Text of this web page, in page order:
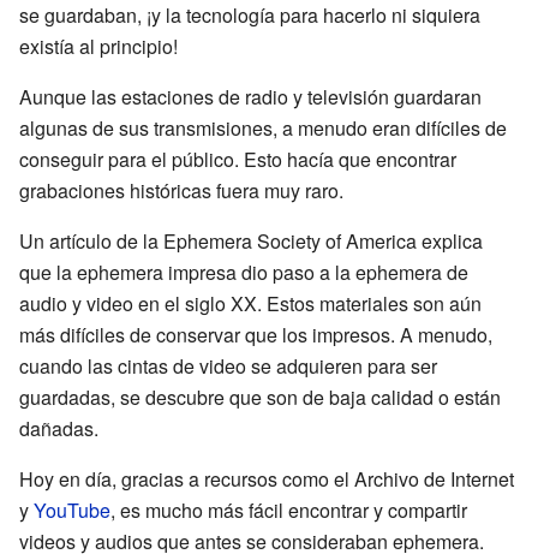
se guardaban, ¡y la tecnología para hacerlo ni siquiera
existía al principio!
Aunque las estaciones de radio y televisión guardaran
algunas de sus transmisiones, a menudo eran difíciles de
conseguir para el público. Esto hacía que encontrar
grabaciones históricas fuera muy raro.
Un artículo de la Ephemera Society of America explica
que la ephemera impresa dio paso a la ephemera de
audio y video en el siglo XX. Estos materiales son aún
más difíciles de conservar que los impresos. A menudo,
cuando las cintas de video se adquieren para ser
guardadas, se descubre que son de baja calidad o están
dañadas.
Hoy en día, gracias a recursos como el Archivo de Internet
yYouTube, es mucho más fácil encontrar y compartir
videos y audios que antes se consideraban ephemera.